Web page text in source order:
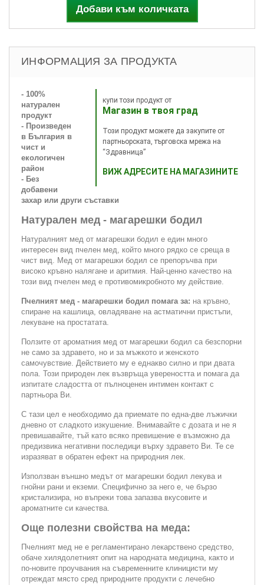
Добави към количката
ИНФОРМАЦИЯ ЗА ПРОДУКТА
купи този продукт от
Магазин в твоя град
Този продукт можете да закупите от
партньорската, търговска мрежа на
“Здравница”
ВИЖ АДРЕСИТЕ НА МАГАЗИНИТЕ
- 100%
натурален
продукт
- Произведен
в България в
чист и
екологичен
район
- Без
добавени
захар или други съставки
Натурален мед - магарешки бодил
Натуралният мед от магарешки бодил е един много
интересен вид пчелен мед, който много рядко се среща в
чист вид. Мед от магарешки бодил се препоръчва при
високо кръвно налягане и аритмия. Най-ценно качество на
този вид пчелен мед е противомикробното му действие.
Пчелният мед - магарешки бодил помага за: на кръвно,
спиране на кашлица, овладяване на астматични пристъпи,
лекуване на простатата.
Ползите от ароматния мед от магарешки бодил са безспорни
не само за здравето, но и за мъжкото и женското
самочувствие. Действието му е еднакво силно и при двата
пола. Този природен лек възвръща увереността и помага да
изпитате сладостта от пълноценен интимен контакт с
партньора Ви.
С тази цел е необходимо да приемате по една-две лъжички
дневно от сладкото изкушение. Внимавайте с дозата и не я
превишавайте, тъй като всяко превишение е възможно да
предизвика негативни последици върху здравето Ви. Те се
изразяват в обратен ефект на природния лек.
Използван външно медът от магарешки бодил лекува и
гнойни рани и екземи. Специфично за него е, че бързо
кристализира, но въпреки това запазва вкусовите и
ароматните си качества.
Още полезни свойства на меда:
Пчелният мед не е регламентирано лекарствено средство,
обаче хилядолетният опит на народната медицина, както и
по-новите проучвания на съвременните клиницисти му
отреждат място сред природните продукти с лечебно